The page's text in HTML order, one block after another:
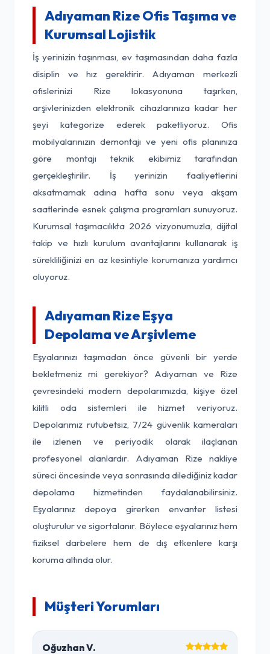
Adıyaman Rize Ofis Taşıma ve
Kurumsal Lojistik
İş yerinizin taşınması, ev taşımasından daha fazla
disiplin ve hız gerektirir. Adıyaman merkezli
ofislerinizi Rize lokasyonuna taşırken,
arşivlerinizden elektronik cihazlarınıza kadar her
şeyi kategorize ederek paketliyoruz. Ofis
mobilyalarınızın demontajı ve yeni ofis planınıza
göre montajı teknik ekibimiz tarafından
gerçekleştirilir. İş yerinizin faaliyetlerini
aksatmamak adına hafta sonu veya akşam
saatlerinde esnek çalışma programları sunuyoruz.
Kurumsal taşımacılıkta 2026 vizyonumuzla, dijital
takip ve hızlı kurulum avantajlarını kullanarak iş
sürekliliğinizi en az kesintiyle korumanıza yardımcı
oluyoruz.
Adıyaman Rize Eşya
Depolama ve Arşivleme
Eşyalarınızı taşımadan önce güvenli bir yerde
bekletmeniz mi gerekiyor? Adıyaman ve Rize
çevresindeki modern depolarımızda, kişiye özel
kilitli oda sistemleri ile hizmet veriyoruz.
Depolarımız rutubetsiz, 7/24 güvenlik kameraları
ile izlenen ve periyodik olarak ilaçlanan
profesyonel alanlardır. Adıyaman Rize nakliye
süreci öncesinde veya sonrasında dilediğiniz kadar
depolama hizmetinden faydalanabilirsiniz.
Eşyalarınız depoya girerken envanter listesi
oluşturulur ve sigortalanır. Böylece eşyalarınız hem
fiziksel darbelere hem de dış etkenlere karşı
koruma altında olur.
Müşteri Yorumları
Oğuzhan V.